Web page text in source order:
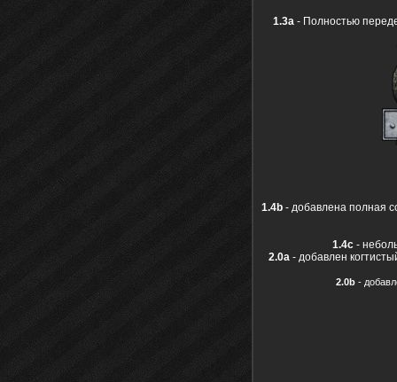
1.3a- Полностью
1.4b- добавлена полная
1.4с-
2.0а - добавлен
2.0b -